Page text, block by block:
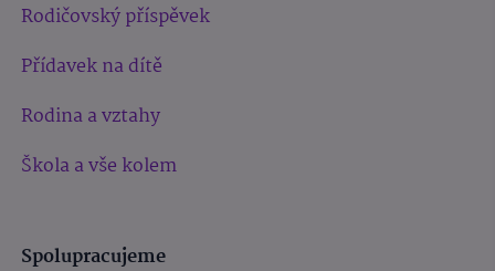
Rodičovský příspěvek
Přídavek na dítě
Rodina a vztahy
Škola a vše kolem
Spolupracujeme